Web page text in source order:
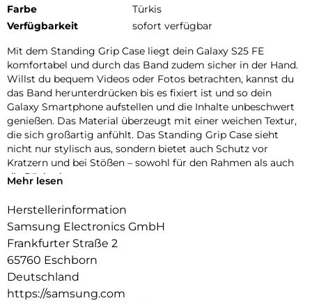
Farbe
Türkis
Verfügbarkeit
sofort verfügbar
Mit dem Standing Grip Case liegt dein Galaxy S25 FE
komfortabel und durch das Band zudem sicher in der Hand.
Willst du bequem Videos oder Fotos betrachten, kannst du
das Band herunterdrücken bis es fixiert ist und so dein
Galaxy Smartphone aufstellen und die Inhalte unbeschwert
genießen. Das Material überzeugt mit einer weichen Textur,
die sich großartig anfühlt. Das Standing Grip Case sieht
nicht nur stylisch aus, sondern bietet auch Schutz vor
Kratzern und bei Stößen – sowohl für den Rahmen als auch
die Rückseite.
Mehr lesen
Herstellerinformation
Samsung Electronics GmbH
Frankfurter Straße 2
65760 Eschborn
Deutschland
https://samsung.com